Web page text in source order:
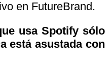
en FutureBrand.
usa Spotify sólo
está asustada con